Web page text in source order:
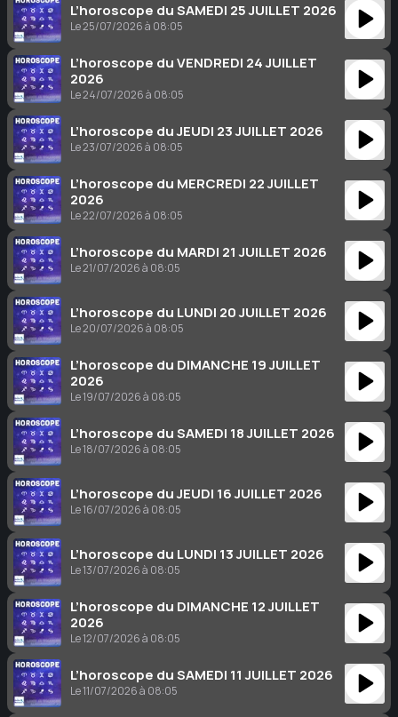
L’horoscope du SAMEDI 25 JUILLET 2026
Le 25/07/2026 à 08:05
L’horoscope du VENDREDI 24 JUILLET
2026
Le 24/07/2026 à 08:05
L’horoscope du JEUDI 23 JUILLET 2026
Le 23/07/2026 à 08:05
L’horoscope du MERCREDI 22 JUILLET
2026
Le 22/07/2026 à 08:05
L’horoscope du MARDI 21 JUILLET 2026
Le 21/07/2026 à 08:05
L’horoscope du LUNDI 20 JUILLET 2026
Le 20/07/2026 à 08:05
L’horoscope du DIMANCHE 19 JUILLET
2026
Le 19/07/2026 à 08:05
L’horoscope du SAMEDI 18 JUILLET 2026
Le 18/07/2026 à 08:05
L’horoscope du JEUDI 16 JUILLET 2026
Le 16/07/2026 à 08:05
L’horoscope du LUNDI 13 JUILLET 2026
Le 13/07/2026 à 08:05
L’horoscope du DIMANCHE 12 JUILLET
2026
Le 12/07/2026 à 08:05
L’horoscope du SAMEDI 11 JUILLET 2026
Le 11/07/2026 à 08:05